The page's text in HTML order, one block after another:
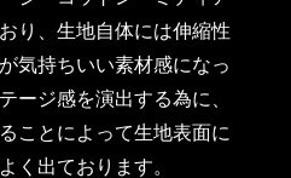
り、生地自体には伸縮性
気持ちいい素材感になっ
ージ感を演出する為に、
ことによって生地表面に
く出ております。